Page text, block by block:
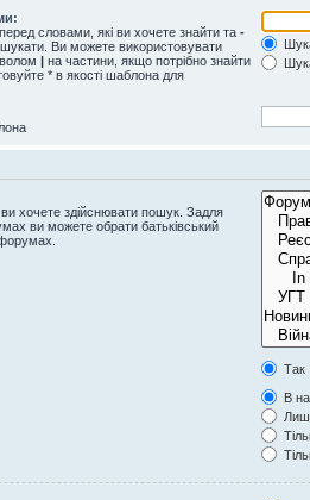
перед словами, які ви хочете знайти та -
Ви можете використовувати
| на частини, якщо потрібно знайти
* в якості шаблона для
хочете здійснювати пошук. Задля
ви можете обрати батьківський
Так
В